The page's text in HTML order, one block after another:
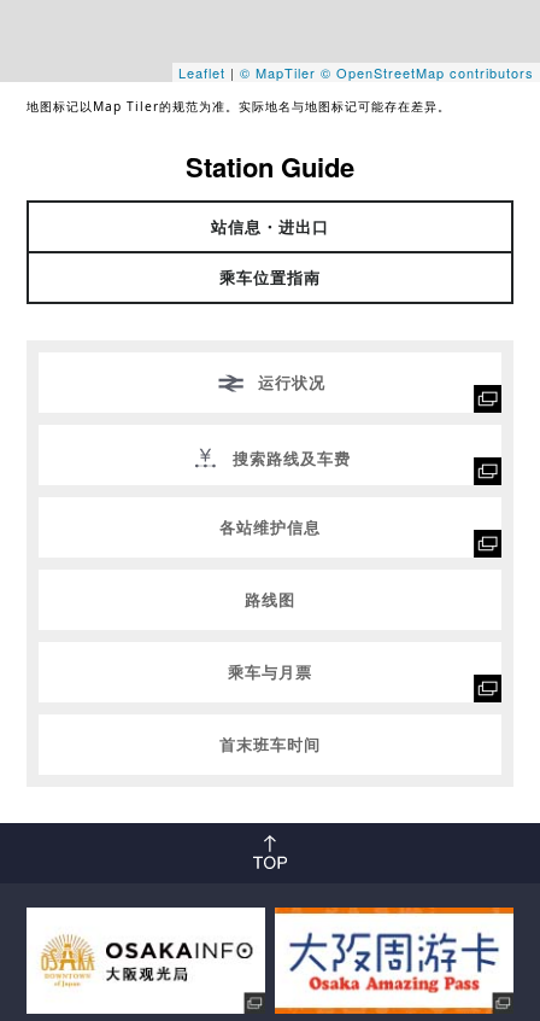
Leaflet | © MapTiler © OpenStreetMap contributors
地图标记以Map Tiler的规范为准。实际地名与地图标记可能存在差异。
Station Guide
站信息・进出口
乘车位置指南
运行状况
搜索路线及车费
各站维护信息
路线图
乘车与月票
首末班车时间